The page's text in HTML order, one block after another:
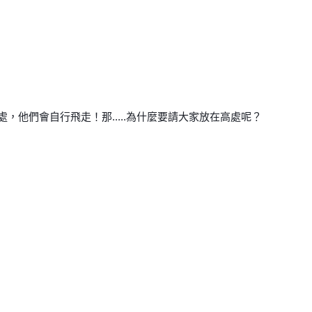
他們會自行飛走！那.....為什麼要請大家放在高處呢？